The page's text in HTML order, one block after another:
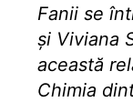
Fanii se
și Viviana
această
Chimia